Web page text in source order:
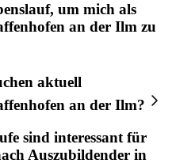
um mich als
an der Ilm zu
aktuell
an der Ilm?
sind interessant für
Auszubildender in